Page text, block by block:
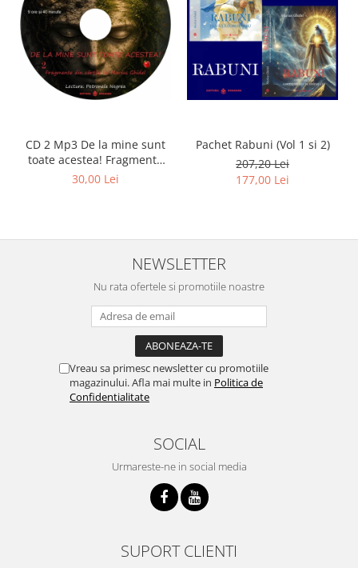
CD 2 Mp3 De la mine sunt
toate acestea! Fragmente
din cărțile lui Marius Ghidel
30,00 Lei
Pachet Rabuni (Vol 1 si 2)
207,20 Lei
177,00 Lei
NEWSLETTER
Nu rata ofertele si promotiile noastre
Vreau sa primesc newsletter cu promotiile
magazinului. Afla mai multe in Politica de
Confidentialitate
SOCIAL
Urmareste-ne in social media
SUPORT CLIENTI